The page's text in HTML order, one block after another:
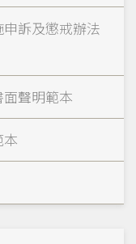
訴及懲戒辦法
聲明範本